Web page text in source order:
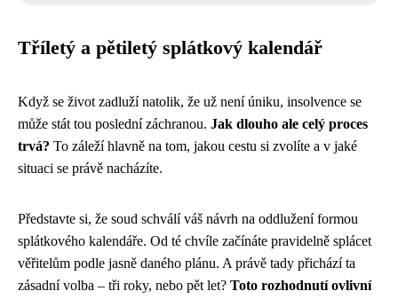
Tříletý a pětiletý splátkový kalendář
Když se život zadluží natolik, že už není úniku, insolvence se
může stát tou poslední záchranou. Jak dlouho ale celý proces
trvá? To záleží hlavně na tom, jakou cestu si zvolíte a v jaké
situaci se právě nacházíte.
Představte si, že soud schválí váš návrh na oddlužení formou
splátkového kalendáře. Od té chvíle začínáte pravidelně splácet
věřitelům podle jasně daného plánu. A právě tady přichází ta
zásadní volba – tři roky, nebo pět let? Toto rozhodnutí ovlivní